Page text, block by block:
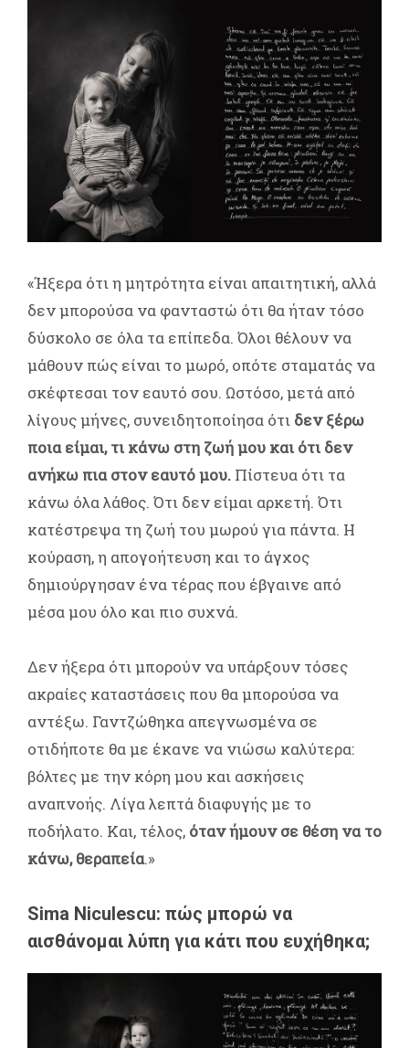
«Ήξερα ότι η μητρότητα είναι απαιτητική, αλλά
δεν μπορούσα να φανταστώ ότι θα ήταν τόσο
δύσκολο σε όλα τα επίπεδα. Όλοι θέλουν να
μάθουν πώς είναι το μωρό, οπότε σταματάς να
σκέφτεσαι τον εαυτό σου. Ωστόσο, μετά από
λίγους μήνες, συνειδητοποίησα ότι δεν ξέρω
ποια είμαι, τι κάνω στη ζωή μου και ότι δεν
ανήκω πια στον εαυτό μου. Πίστευα ότι τα
κάνω όλα λάθος. Ότι δεν είμαι αρκετή. Ότι
κατέστρεψα τη ζωή του μωρού για πάντα. Η
κούραση, η απογοήτευση και το άγχος
δημιούργησαν ένα τέρας που έβγαινε από
μέσα μου όλο και πιο συχνά.
Δεν ήξερα ότι μπορούν να υπάρξουν τόσες
ακραίες καταστάσεις που θα μπορούσα να
αντέξω. Γαντζώθηκα απεγνωσμένα σε
οτιδήποτε θα με έκανε να νιώσω καλύτερα:
βόλτες με την κόρη μου και ασκήσεις
αναπνοής. Λίγα λεπτά διαφυγής με το
ποδήλατο. Και, τέλος, όταν ήμουν σε θέση να το
κάνω, θεραπεία.»
Sima Niculescu: πώς μπορώ να
αισθάνομαι λύπη για κάτι που ευχήθηκα;